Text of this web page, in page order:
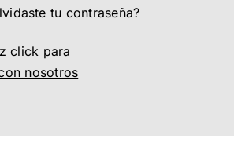
tu contraseña?
click para
nosotros